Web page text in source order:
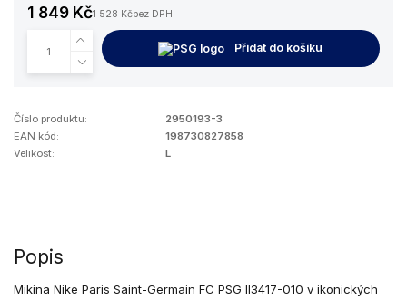
1 849 Kč1 528 Kčbez DPH
Přidat do košíku
Číslo produktu:
2950193-3
EAN kód:
198730827858
Velikost:
L
Popis
Mikina Nike Paris Saint-Germain FC PSG II3417-010 v ikonických